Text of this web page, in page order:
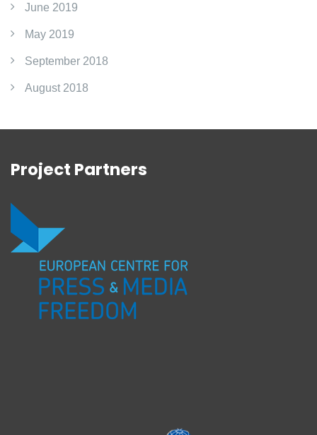
June 2019
May 2019
September 2018
August 2018
Project Partners